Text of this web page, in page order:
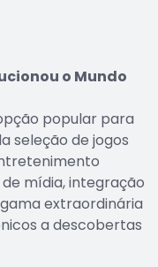
o Mundo
popular para
seleção de jogos
mídia, integração
extraordinária
a descobertas